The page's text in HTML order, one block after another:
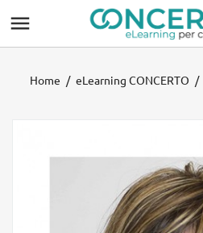

Home eLearning CONCERTO